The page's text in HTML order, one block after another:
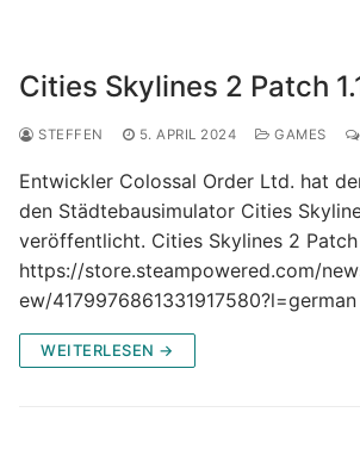
Cities Skylines 2 Patch
STEFFEN 5. APRIL 2024 GAMES
Entwickler Colossal Order Ltd. hat
den Städtebausimulator Cities
veröffentlicht. Cities Skylines 2
https://store.steampowered.com/
ew/4179976861331917580?l=german
WEITERLESEN →